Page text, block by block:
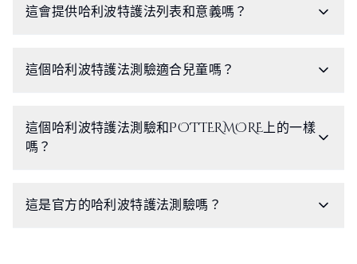
這會提供哈利波特護法列表和意義嗎？
這個哈利波特護法測驗適合兒童嗎？
這個哈利波特護法測驗和POTTERMORE上的一樣
嗎？
這是官方的哈利波特護法測驗嗎？